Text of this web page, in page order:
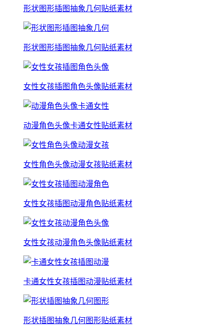
形状图形插图抽象几何贴纸素材
形状图形插图抽象几何贴纸素材
女性女孩插图角色头像贴纸素材
动漫角色头像卡通女性贴纸素材
女性角色头像动漫女孩贴纸素材
女性女孩插图动漫角色贴纸素材
女性女孩动漫角色头像贴纸素材
卡通女性女孩插图动漫贴纸素材
形状插图抽象几何图形贴纸素材